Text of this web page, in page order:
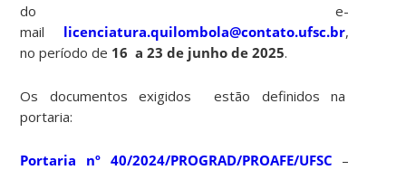
do e-
mail licenciatura.quilombola@contato.ufsc.br,
no período de 16 a 23 de junho de 2025.
Os documentos exigidos estão definidos na
portaria:
Portaria nº 40/2024/PROGRAD/PROAFE/UFSC –